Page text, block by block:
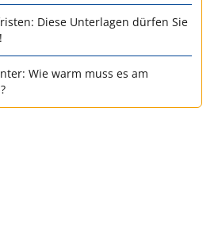
Diese Unterlagen dürfen Sie
Wie warm muss es am